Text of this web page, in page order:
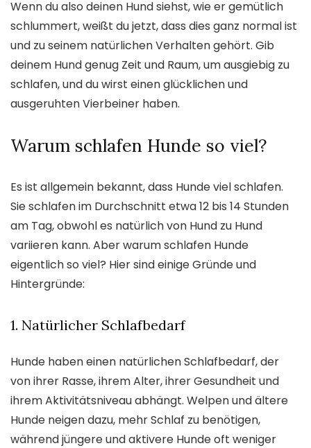
Wenn du also deinen Hund siehst, wie er gemütlich
schlummert, weißt du jetzt, dass dies ganz normal ist
und zu seinem natürlichen Verhalten gehört. Gib
deinem Hund genug Zeit und Raum, um ausgiebig zu
schlafen, und du wirst einen glücklichen und
ausgeruhten Vierbeiner haben.
Warum schlafen Hunde so viel?
Es ist allgemein bekannt, dass Hunde viel schlafen.
Sie schlafen im Durchschnitt etwa 12 bis 14 Stunden
am Tag, obwohl es natürlich von Hund zu Hund
variieren kann. Aber warum schlafen Hunde
eigentlich so viel? Hier sind einige Gründe und
Hintergründe:
1. Natürlicher Schlafbedarf
Hunde haben einen natürlichen Schlafbedarf, der
von ihrer Rasse, ihrem Alter, ihrer Gesundheit und
ihrem Aktivitätsniveau abhängt. Welpen und ältere
Hunde neigen dazu, mehr Schlaf zu benötigen,
während jüngere und aktivere Hunde oft weniger